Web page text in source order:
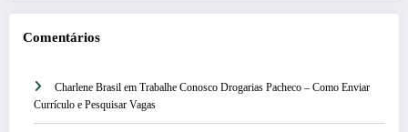
Comentários
Charlene Brasil em Trabalhe Conosco Drogarias Pacheco – Como Enviar
Currículo e Pesquisar Vagas